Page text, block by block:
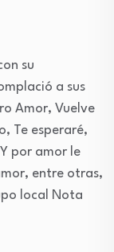
su
a sus
Amor, Vuelve
Te esperaré,
por amor le
entre otras,
local Nota